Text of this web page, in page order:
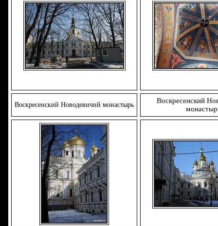
Воскресенский Новодевичий монастырь
Воскресенский